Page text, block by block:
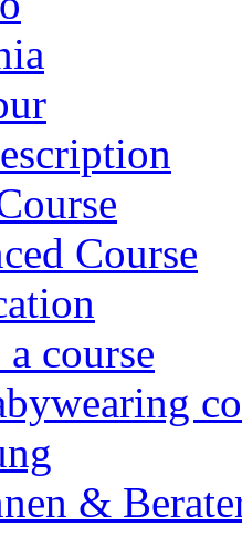
Course
course
&